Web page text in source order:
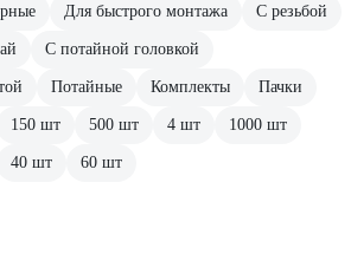
Для быстрого монтажа С резьбой
С потайной головкой
Потайные Комплекты Пачки
150 шт 500 шт 4 шт 1000 шт
40 шт 60 шт